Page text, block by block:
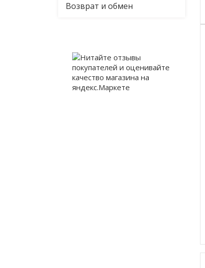
Возврат и обмен